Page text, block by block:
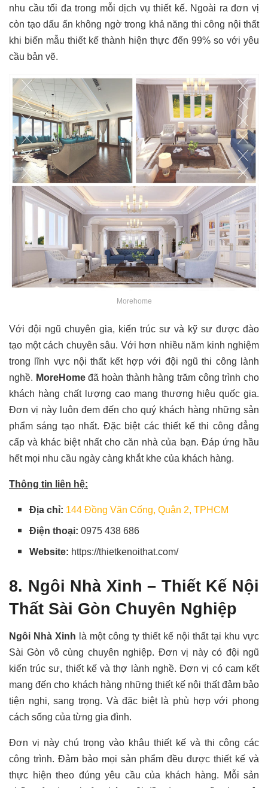
nhu cầu tối đa trong mỗi dịch vụ thiết kế. Ngoài ra đơn vị
còn tạo dấu ấn không ngờ trong khả năng thi công nội thất
khi biến mẫu thiết kế thành hiện thực đến 99% so với yêu
cầu bản vẽ.
Morehome
Với đội ngũ chuyên gia, kiến trúc sư và kỹ sư được đào
tạo một cách chuyên sâu. Với hơn nhiều năm kinh nghiệm
trong lĩnh vực nội thất kết hợp với đội ngũ thi công lành
nghề. MoreHomeđã hoàn thành hàng trăm công trình cho
khách hàng chất lượng cao mang thương hiệu quốc gia.
Đơn vị này luôn đem đến cho quý khách hàng những sản
phẩm sáng tạo nhất. Đặc biệt các thiết kế thi công đẳng
cấp và khác biệt nhất cho căn nhà của bạn. Đáp ứng hầu
hết mọi nhu cầu ngày càng khắt khe của khách hàng.
Thông tin liên hệ:
Địa chỉ: 144 Đồng Văn Cống, Quận 2, TPHCM
Điện thoại: 0975 438 686
Website: https://thietkenoithat.com/
8. Ngôi Nhà Xinh – Thiết Kế Nội
Thất Sài Gòn Chuyên Nghiệp
Ngôi Nhà Xinh là một công ty thiết kế nội thất tại khu vực
Sài Gòn vô cùng chuyên nghiệp. Đơn vị này có đội ngũ
kiến trúc sư, thiết kế và thợ lành nghề. Đơn vị có cam kết
mang đến cho khách hàng những thiết kế nội thất đảm bảo
tiện nghi, sang trọng. Và đặc biệt là phù hợp với phong
cách sống của từng gia đình.
Đơn vị này chú trọng vào khâu thiết kế và thi công các
công trình. Đảm bảo mọi sản phẩm đều được thiết kế và
thực hiện theo đúng yêu cầu của khách hàng. Mỗi sản